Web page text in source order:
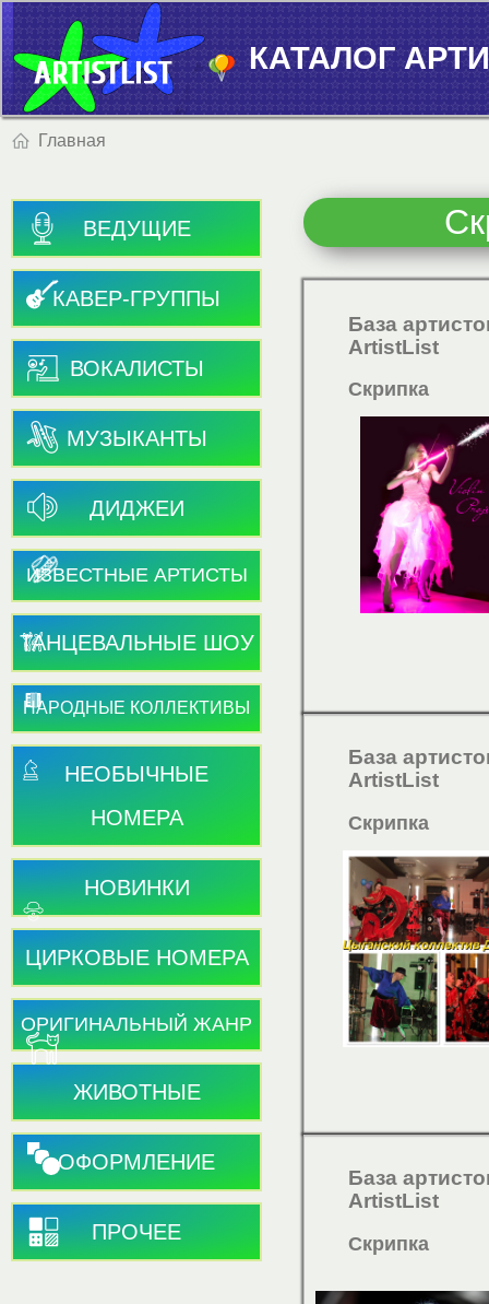
КАТАЛОГ
Главная
ВЕДУЩИЕ
КАВЕР-ГРУППЫ
ВОКАЛИСТЫ
МУЗЫКАНТЫ
ДИДЖЕИ
ИЗВЕСТНЫЕ АРТИСТЫ
ТАНЦЕВАЛЬНЫЕ ШОУ
НАРОДНЫЕ КОЛЛЕКТИВЫ
НЕОБЫЧНЫЕ
НОМЕРА
НОВИНКИ
ЦИРКОВЫЕ НОМЕРА
ОРИГИНАЛЬНЫЙ ЖАНР
ЖИВОТНЫЕ
ОФОРМЛЕНИЕ
ПРОЧЕЕ
База
ArtistList
Скрипка
База
ArtistList
Скрипка
База
ArtistList
Скрипка